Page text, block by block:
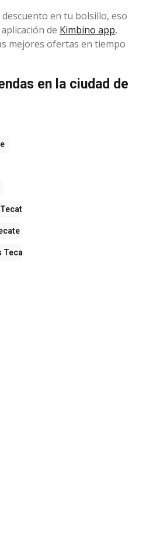
en tu bolsillo, eso
de Kimbino app,
mejores ofertas en tiempo
en la ciudad de
Tecate